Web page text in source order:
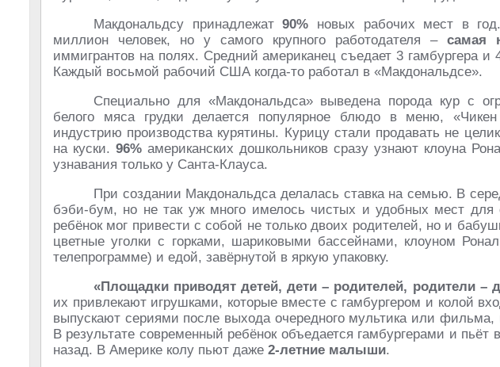
Макдональдсу принадлежат90% новых рабочих мест в
миллион человек, но у самого крупного работодателя – самая
иммигрантов на полях. Средний американец съедает 3 гамбургера
Каждый восьмой рабочий США когда-то работал в «Макдональдсе».
Специально для «Макдональдса» выведена порода кур с
белого мяса грудки делается популярное блюдо в меню,
индустрию производства курятины. Курицу стали продавать не
на куски. 96% американских дошкольников сразу узнают клоуна
узнавания только у Санта-Клауса.
При создании Макдональдса делалась ставка на семью. В
бэби-бум, но не так уж много имелось чистых и удобных мест для
ребёнок мог привести с собой не только двоих родителей, но и
цветные уголки с горками, шариковыми бассейнами, клоуном
телепрограмме) и едой, завёрнутой в яркую упаковку.
«Площадки приводят детей, дети – родителей, родители –
их привлекают игрушками, которые вместе с гамбургером и колой
выпускают сериями после выхода очередного мультика или фильма,
В результате современный ребёнок объедается гамбургерами и
назад. В Америке колу пьют даже 2-летние малыши.